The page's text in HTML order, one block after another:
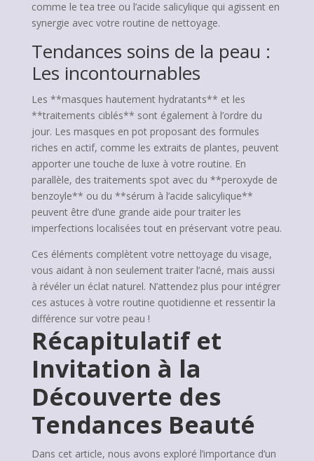
comme le tea tree ou l’acide salicylique qui agissent en
synergie avec votre routine de nettoyage.
Tendances soins de la peau :
Les incontournables
Les **masques hautement hydratants** et les
**traitements ciblés** sont également à l’ordre du
jour. Les masques en pot proposant des formules
riches en actif, comme les extraits de plantes, peuvent
apporter une touche de luxe à votre routine. En
parallèle, des traitements spot avec du **peroxyde de
benzoyle** ou du **sérum à l’acide salicylique**
peuvent être d’une grande aide pour traiter les
imperfections localisées tout en préservant votre peau.
Ces éléments complètent votre nettoyage du visage,
vous aidant à non seulement traiter l’acné, mais aussi
à révéler un éclat naturel. N’attendez plus pour intégrer
ces astuces à votre routine quotidienne et ressentir la
différence sur votre peau !
Récapitulatif et
Invitation à la
Découverte des
Tendances Beauté
Dans cet article, nous avons exploré l’importance d’un